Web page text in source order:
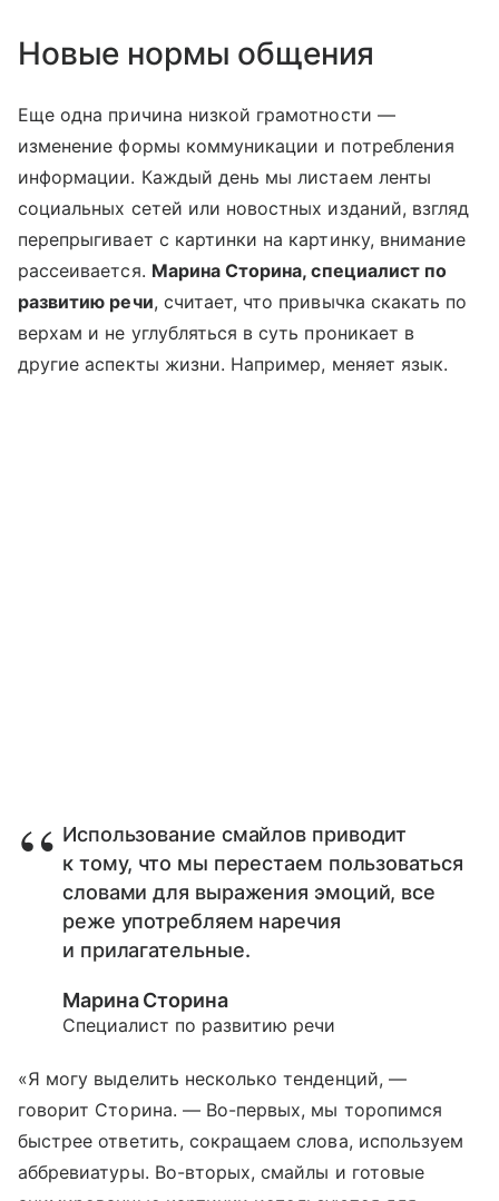
Новые нормы общения
Еще одна причина низкой грамотности —
изменение формы коммуникации и потребления
информации. Каждый день мы листаем ленты
социальных сетей или новостных изданий, взгляд
перепрыгивает с картинки на картинку, внимание
рассеивается. Марина Сторина, специалист по
развитию речи, считает, что привычка скакать по
верхам и не углубляться в суть проникает в
другие аспекты жизни. Например, меняет язык.
Использование смайлов приводит
к тому, что мы перестаем пользоваться
словами для выражения эмоций, все
реже употребляем наречия
и прилагательные.
Марина Сторина
Специалист по развитию речи
«Я могу выделить несколько тенденций, —
говорит Сторина. — Во-первых, мы торопимся
быстрее ответить, сокращаем слова, используем
аббревиатуры. Во-вторых, смайлы и готовые